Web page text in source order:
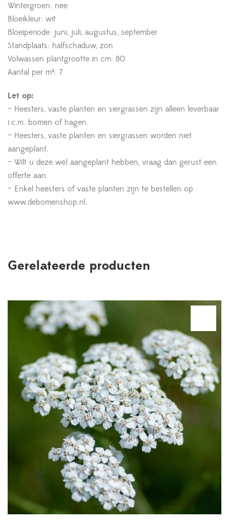
Wintergroen: nee
Bloeikleur: wit
Bloeiperiode: juni, juli, augustus, september
Standplaats: halfschaduw, zon
Volwassen plantgrootte in cm: 80
Aantal per m²: 7
Let op:
– Heesters, vaste planten en siergrassen zijn alleen leverbaar
i.c.m. bomen of hagen.
– Heesters, vaste planten en siergrassen worden niet
aangeplant.
– Wilt u deze wél aangeplant hebben, vraag dan gerust een
offerte aan.
– Enkel heesters of vaste planten zijn te bestellen op
www.debomenshop.nl.
Gerelateerde producten